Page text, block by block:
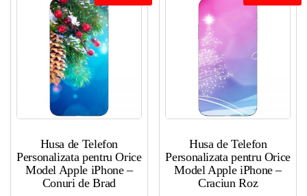
Husa de Telefon
Personalizata pentru Orice
Model Apple iPhone –
Conuri de Brad
Husa de Telefon
Personalizata pentru Orice
Model Apple iPhone –
Craciun Roz